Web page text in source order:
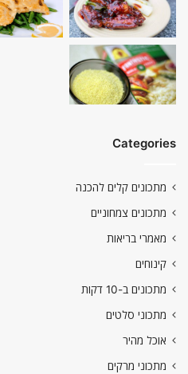
Categories
מתכונים קלים להכנה
מתכונים צמחוניים
מאמרי בריאות
קינוחים
מתכונים ב-10 דקות
מתכוני סלטים
אוכל מהיר
מתכוני מרקים